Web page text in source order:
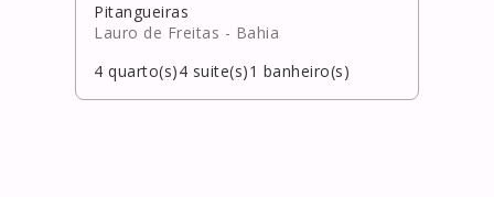
Pitangueiras
Lauro de Freitas - Bahia
4 quarto(s)4 suite(s)1 banheiro(s)